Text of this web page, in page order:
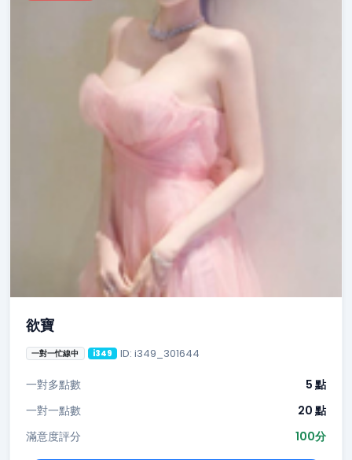
欲寶
一對一忙線中 i349 ID: i349_301644
一對多點數
5 點
一對一點數
20 點
滿意度評分
100分